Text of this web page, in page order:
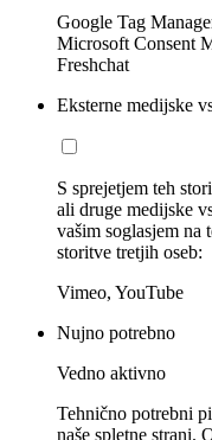
Google Tag
Microsoft Consent
Freshchat
Eksterne medijske
S sprejetjem teh
ali druge medijske
vašim soglasjem na
storitve tretjih oseb:
Vimeo, YouTube
Nujno potrebno
Vedno aktivno
Tehnično potrebni
naše spletne strani.